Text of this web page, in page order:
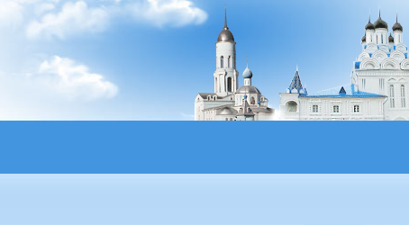
ЯРМАРКА В СКАЗОЧНОМ СУЗДАЛЕ!»